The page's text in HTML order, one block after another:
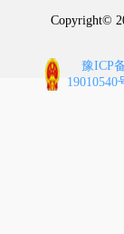
Copyright©
豫ICP
19010540